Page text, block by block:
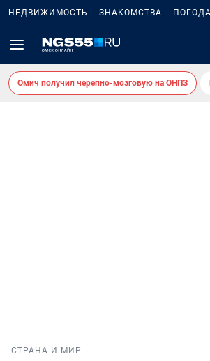
НЕДВИЖИМОСТЬ ЗНАКОМСТВА ПОГОДА
Омич получил черепно-мозговую на ОНПЗ
СТРАНА И МИР